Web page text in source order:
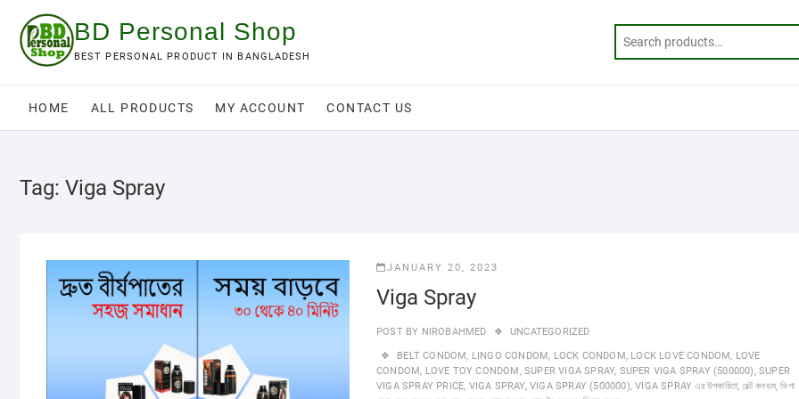
content
BD Personal Shop
BEST PERSONAL PRODUCT IN BANGLADESH
HOME ALL PRODUCTS MY ACCOUNT CONTACT US
Tag: Viga Spray
JANUARY 20, 2023
Viga Spray
POST BY NIROBAHMED UNCATEGORIZED
BELT CONDOM, LINGO CONDOM, LOCK CONDOM, LOCK LOVE CONDOM, LOVE
CONDOM, LOVE TOY CONDOM,SUPER VIGA SPRAY, SUPER VIGA SPRAY (500000),SUPER
VIGA SPRAY PRICE, VIGA SPRAY,VIGA SPRAY (500000),VIGA SPRAY এর উপকারিতা,বেল্ট কনডম,ভিগা